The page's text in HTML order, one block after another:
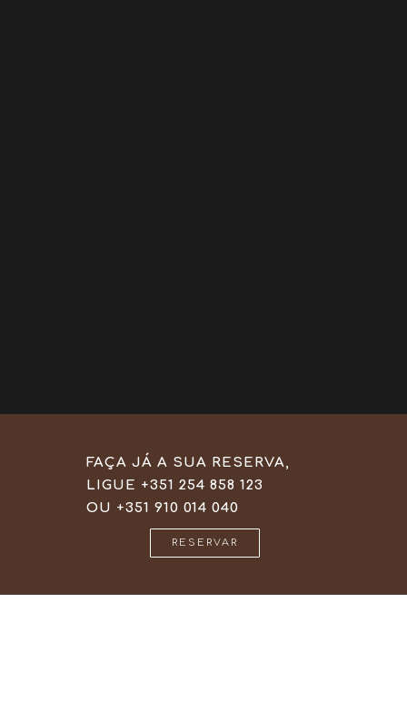
FAÇA JÁ A SUA RESERVA,
LIGUE +351 254 858 123
OU +351 910 014 040
RESERVAR